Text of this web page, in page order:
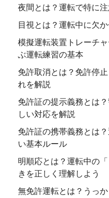
夜間とは？運転で特に
目視とは？運転中に欠
模擬運転装置トレーチ
ぶ運転練習の基本
免許取消とは？免許停
れを解説
免許証の提示義務とは
しい対応を解説
免許証の携帯義務とは
い基本ルール
明順応とは？運転中の
きを正しく理解しよう
無免許運転とは？うっ